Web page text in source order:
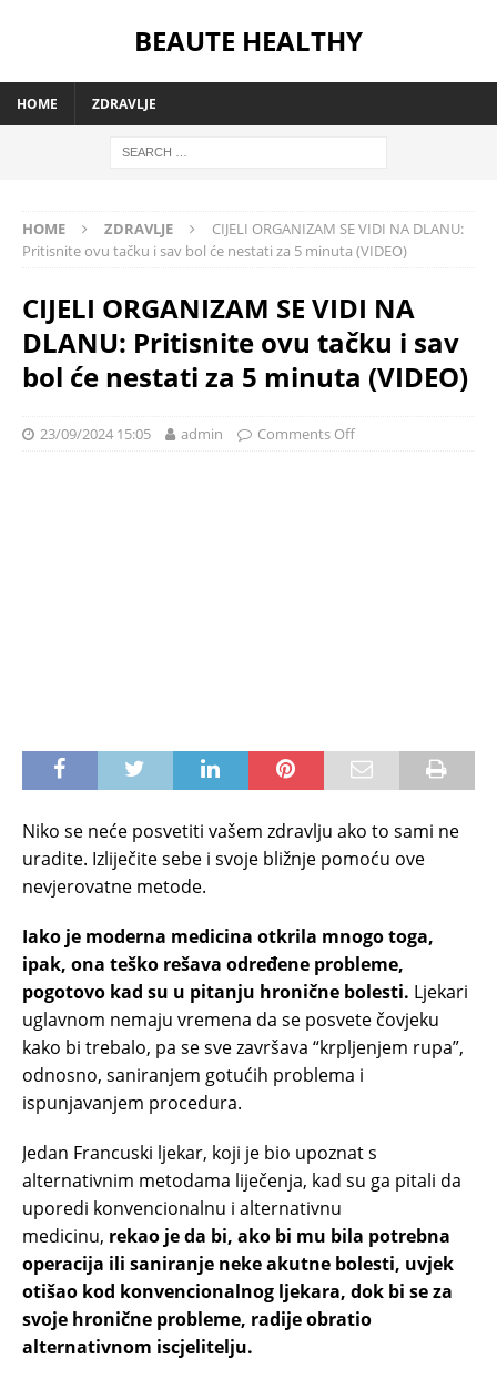
BEAUTE HEALTHY
HOME ZDRAVLJE
HOME ZDRAVLJE
CIJELI ORGANIZAM SE VIDI NA DLANU:
Pritisnite ovu tačku i sav bol će nestati za 5 minuta (VIDEO)
CIJELI ORGANIZAM SE VIDI NA
DLANU: Pritisnite ovu tačku i sav
bol će nestati za 5 minuta (VIDEO)
23/09/2024 15:05 admin Comments Off
Niko se neće posvetiti vašem zdravlju ako to sami ne
uradite. Izliječite sebe i svoje bližnje pomoću ove
nevjerovatne metode.
Iako je moderna medicina otkrila mnogo toga,
ipak, ona teško rešava određene probleme,
pogotovo kad su u pitanju hronične bolesti. Ljekari
uglavnom nemaju vremena da se posvete čovjeku
kako bi trebalo, pa se sve završava “krpljenjem rupa”,
odnosno, saniranjem gotućih problema i
ispunjavanjem procedura.
Jedan Francuski ljekar, koji je bio upoznat s
alternativnim metodama liječenja, kad su ga pitali da
uporedi konvencionalnu i alternativnu
medicinu, rekao je da bi, ako bi mu bila potrebna
operacija ili saniranje neke akutne bolesti, uvjek
otišao kod konvencionalnog ljekara, dok bi se za
svoje hronične probleme, radije obratio
alternativnom iscjelitelju.